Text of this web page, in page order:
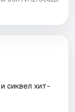
сиквел хит-